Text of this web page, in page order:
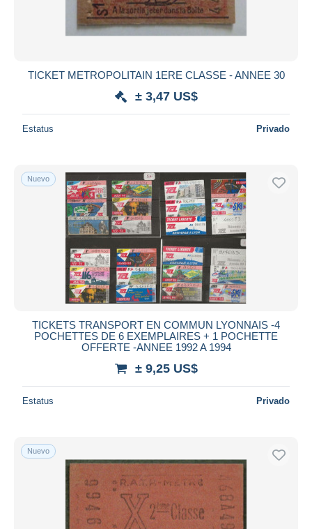
TICKET METROPOLITAIN 1ERE CLASSE - ANNEE 30
± 3,47 US$
Estatus Privado
Nuevo
TICKETS TRANSPORT EN COMMUN LYONNAIS -4
POCHETTES DE 6 EXEMPLAIRES + 1 POCHETTE
OFFERTE -ANNEE 1992 A 1994
± 9,25 US$
Estatus Privado
Nuevo